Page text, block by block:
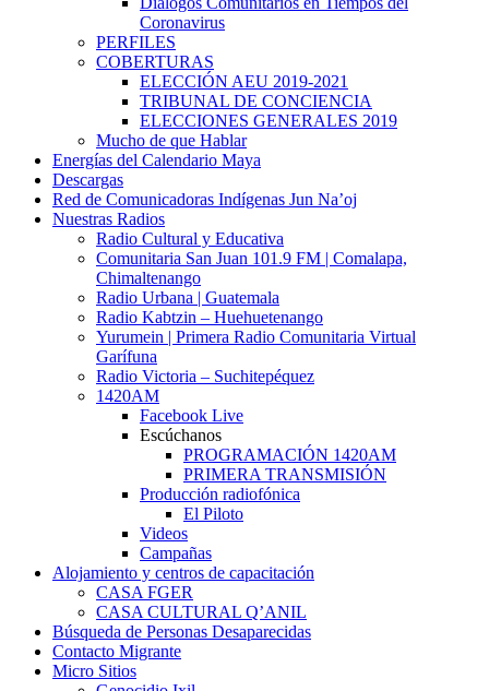
Coronavirus
PERFILES
COBERTURAS
ELECCIÓN AEU 2019-2021
TRIBUNAL DE CONCIENCIA
ELECCIONES GENERALES 2019
Mucho de que Hablar
Energías del Calendario Maya
Descargas
Red de Comunicadoras Indígenas Jun Na’oj
Nuestras Radios
Radio Cultural y Educativa
Comunitaria San Juan 101.9 FM | Comalapa,
Chimaltenango
Radio Urbana | Guatemala
Radio Kabtzin – Huehuetenango
Yurumein | Primera Radio Comunitaria Virtual
Garífuna
Radio Victoria – Suchitepéquez
1420AM
Facebook Live
Escúchanos
PROGRAMACIÓN 1420AM
PRIMERA TRANSMISIÓN
Producción radiofónica
El Piloto
Videos
Campañas
Alojamiento y centros de capacitación
CASA FGER
CASA CULTURAL Q’ANIL
Búsqueda de Personas Desaparecidas
Contacto Migrante
Micro Sitios